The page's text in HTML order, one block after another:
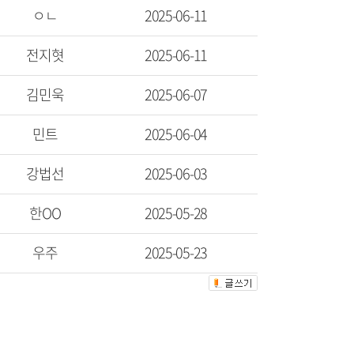
ㅇㄴ
2025-06-11
전지혓
2025-06-11
김민욱
2025-06-07
민트
2025-06-04
강법선
2025-06-03
한OO
2025-05-28
우주
2025-05-23